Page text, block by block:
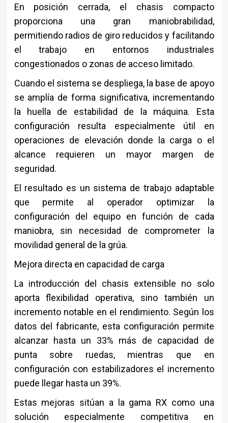
En posición cerrada, el chasis compacto
proporciona una gran maniobrabilidad,
permitiendo radios de giro reducidos y facilitando
el trabajo en entornos industriales
congestionados o zonas de acceso limitado.
Cuando el sistema se despliega, la base de apoyo
se amplía de forma significativa, incrementando
la huella de estabilidad de la máquina. Esta
configuración resulta especialmente útil en
operaciones de elevación donde la carga o el
alcance requieren un mayor margen de
seguridad.
El resultado es un sistema de trabajo adaptable
que permite al operador optimizar la
configuración del equipo en función de cada
maniobra, sin necesidad de comprometer la
movilidad general de la grúa.
Mejora directa en capacidad de carga
La introducción del chasis extensible no solo
aporta flexibilidad operativa, sino también un
incremento notable en el rendimiento. Según los
datos del fabricante, esta configuración permite
alcanzar hasta un 33% más de capacidad de
punta sobre ruedas, mientras que en
configuración con estabilizadores el incremento
puede llegar hasta un 39%.
Estas mejoras sitúan a la gama RX como una
solución especialmente competitiva en